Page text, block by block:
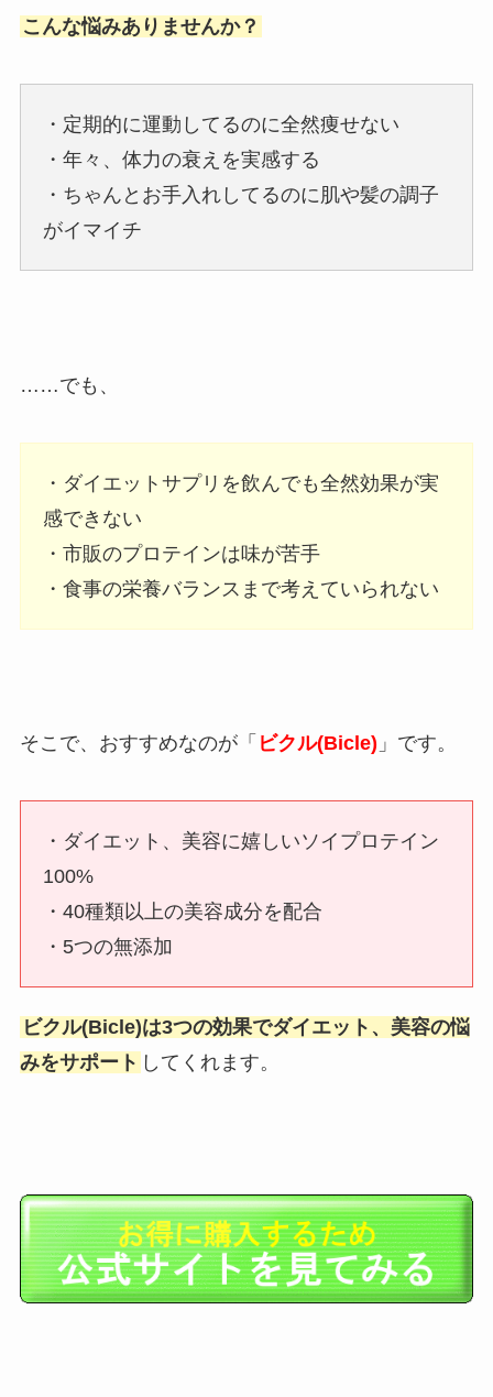
こんな悩みありませんか？
・定期的に運動してるのに全然痩せない
・年々、体力の衰えを実感する
・ちゃんとお手入れしてるのに肌や髪の調子
がイマイチ
……でも、
・ダイエットサプリを飲んでも全然効果が実
感できない
・市販のプロテインは味が苦手
・食事の栄養バランスまで考えていられない
そこで、おすすめなのが「 ビクル(Bicle) 」です。
・ダイエット、美容に嬉しいソイプロテイン
100%
・40種類以上の美容成分を配合
・5つの無添加
ビクル(Bicle)は3つの効果でダイエット、美容の悩
みをサポート してくれます。